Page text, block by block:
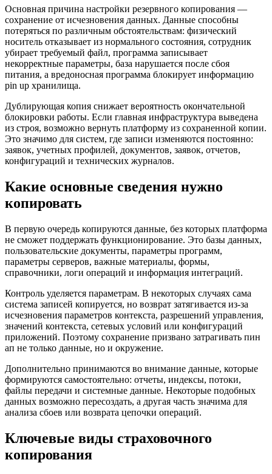
Основная причина настройки резервного копирования —
сохранение от исчезновения данных. Данные способны
потеряться по различным обстоятельствам: физический
носитель отказывает из нормального состояния, сотрудник
убирает требуемый файл, программа записывает
некорректные параметры, база нарушается после сбоя
питания, а вредоносная программа блокирует информацию
pin up хранилища.
Дублирующая копия снижает вероятность окончательной
блокировки работы. Если главная инфраструктура выведена
из строя, возможно вернуть платформу из сохраненной копии.
Это значимо для систем, где записи изменяются постоянно:
заявок, учетных профилей, документов, заявок, отчетов,
конфигураций и технических журналов.
Какие основные сведения нужно
копировать
В первую очередь копируются данные, без которых платформа
не сможет поддержать функционирование. Это базы данных,
пользовательские документы, параметры программ,
параметры серверов, важные материалы, формы,
справочники, логи операций и информация интеграций.
Контроль уделяется параметрам. В некоторых случаях сама
система записей копируется, но возврат затягивается из-за
исчезновения параметров контекста, разрешений управления,
значений контекста, сетевых условий или конфигураций
приложений. Поэтому сохранение призвано затрагивать пин
ап не только данные, но и окружение.
Дополнительно принимаются во внимание данные, которые
формируются самостоятельно: отчеты, индексы, потоки,
файлы передачи и системные данные. Некоторые подобных
данных возможно пересоздать, а другая часть значима для
анализа сбоев или возврата цепочки операций.
Ключевые виды страховочного
копирования